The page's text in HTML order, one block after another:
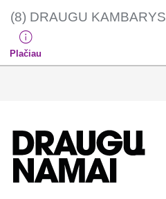
(8) DRAUGU KAMBARYS
Plačiau